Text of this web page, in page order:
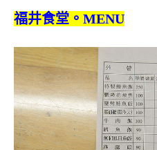
福井食堂。MENU